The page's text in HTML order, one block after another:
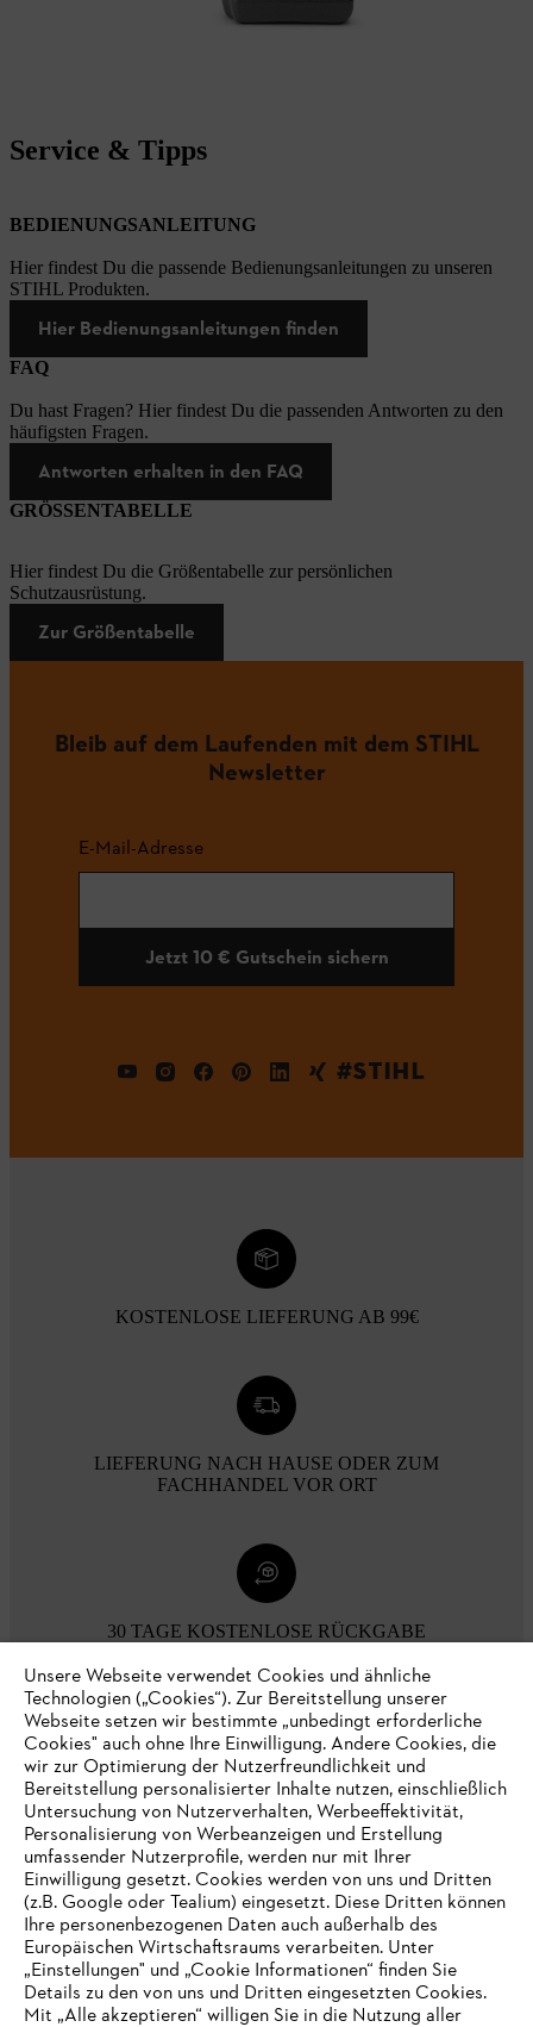
Service & Tipps
BEDIENUNGSANLEITUNG
Hier findest Du die passende Bedienungsanleitungen zu unseren
STIHL Produkten.
Hier Bedienungsanleitungen finden
FAQ
Du hast Fragen? Hier findest Du die passenden Antworten zu den
häufigsten Fragen.
Antworten erhalten in den FAQ
GRÖSSENTABELLE
Hier findest Du die Größentabelle zur persönlichen
Schutzausrüstung.
Zur Größentabelle
Bleib auf dem Laufenden mit dem STIHL
Newsletter
E-Mail-Adresse
Jetzt 10 € Gutschein sichern
#STIHL
KOSTENLOSE LIEFERUNG AB 99€
LIEFERUNG NACH HAUSE ODER ZUM
FACHHANDEL VOR ORT
30 TAGE KOSTENLOSE RÜCKGABE
Zahlungsmöglichkeiten
Unternehmen
Unsere Webseite verwendet Cookies und ähnliche
Technologien („Cookies“). Zur Bereitstellung unserer
Webseite setzen wir bestimmte „unbedingt erforderliche
Cookies" auch ohne Ihre Einwilligung. Andere Cookies, die
wir zur Optimierung der Nutzerfreundlichkeit und
Bereitstellung personalisierter Inhalte nutzen, einschließlich
Untersuchung von Nutzerverhalten, Werbeeffektivität,
Personalisierung von Werbeanzeigen und Erstellung
umfassender Nutzerprofile, werden nur mit Ihrer
Einwilligung gesetzt. Cookies werden von uns und Dritten
(z.B. Google oder Tealium) eingesetzt. Diese Dritten können
Ihre personenbezogenen Daten auch außerhalb des
Europäischen Wirtschaftsraums verarbeiten. Unter
„Einstellungen" und „Cookie Informationen“ finden Sie
Details zu den von uns und Dritten eingesetzten Cookies.
Mit „Alle akzeptieren“ willigen Sie in die Nutzung aller